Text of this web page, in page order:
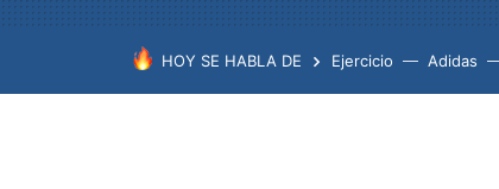
HOY SE HABLA DE Ejercicio Adidas